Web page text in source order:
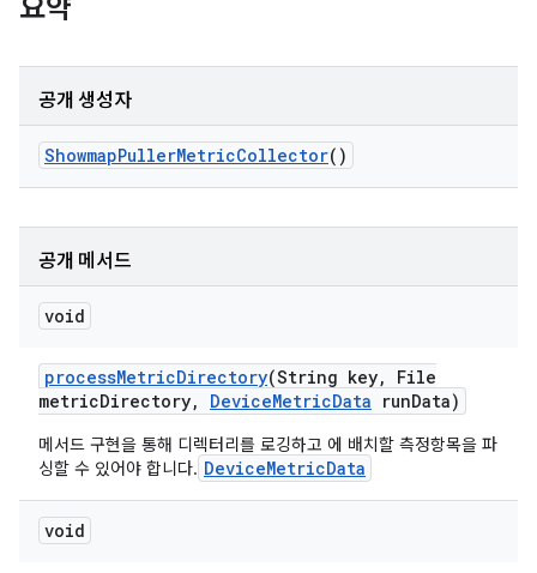
요약
공개 생성자
ShowmapPullerMetricCollector()
공개 메서드
void
processMetricDirectory(String key,
File
metricDirectory, DeviceMetricData runData)
메서드 구현을 통해 디렉터리를 로깅하고 에 배치할 측정항목을 파
싱할 수 있어야 합니다. DeviceMetricData
void